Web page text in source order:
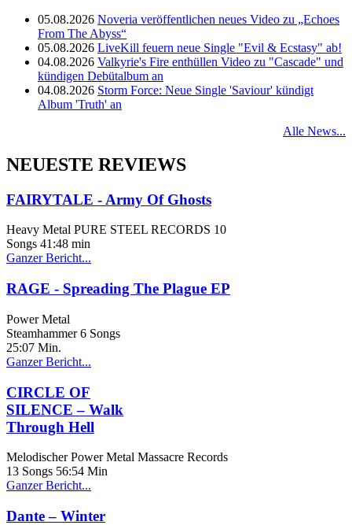
05.08.2026 Noveria veröffentlichen neues Video zu „Echoes
From The Abyss“
05.08.2026 LiveKill feuern neue Single "Evil & Ecstasy" ab!
04.08.2026 Valkyrie's Fire enthüllen Video zu "Cascade" und
kündigen Debütalbum an
04.08.2026 Storm Force: Neue Single 'Saviour' kündigt
Album 'Truth' an
Alle News...
NEUESTE REVIEWS
FAIRYTALE - Army Of Ghosts
Heavy Metal PURE STEEL RECORDS 10
Songs 41:48 min
Ganzer Bericht...
RAGE - Spreading The Plague EP
Power Metal
Steamhammer 6 Songs
25:07 Min.
Ganzer Bericht...
CIRCLE OF
SILENCE – Walk
Through Hell
Melodischer Power Metal Massacre Records
13 Songs 56:54 Min
Ganzer Bericht...
Dante – Winter